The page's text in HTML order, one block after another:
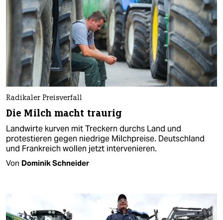
Radikaler Preisverfall
Die Milch macht traurig
Landwirte kurven mit Treckern durchs Land und
protestieren gegen niedrige Milchpreise. Deutschland
und Frankreich wollen jetzt intervenieren.
Von Dominik Schneider